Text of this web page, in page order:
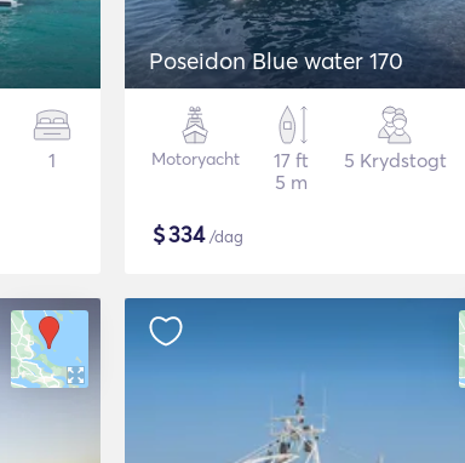
1
Poseidon Blue water 170
Motoryacht
17 ft
5 m
5 Krydstogt
$334/dag